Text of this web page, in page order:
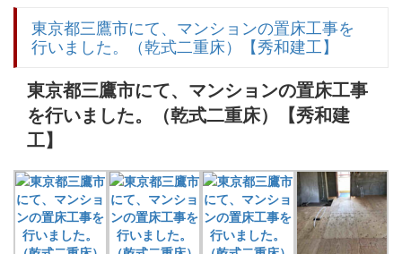
東京都三鷹市にて、マンションの置床工事を
行いました。（乾式二重床）【秀和建工】
東京都三鷹市にて、マンションの置床工事
を行いました。（乾式二重床）【秀和建
工】